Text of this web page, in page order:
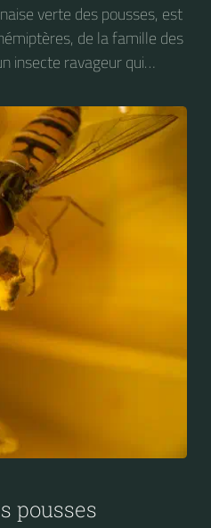
verte des pousses, est
de la famille des
insecte ravageur qui
et diverses plantes
tomate, haricot, des
chrysanthèmes,
et le houblon.
pousses